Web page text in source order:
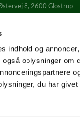
indhold og
oplysninger om
du har
8, 2600 Glostrup
Glostrup Kirke,
Krematorium og